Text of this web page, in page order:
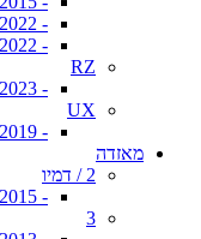
- 2016-2022
- 2022+
RZ
- 2023+
UX
- 2019+
מאזדה
2 / דמיו
- 2015+
3